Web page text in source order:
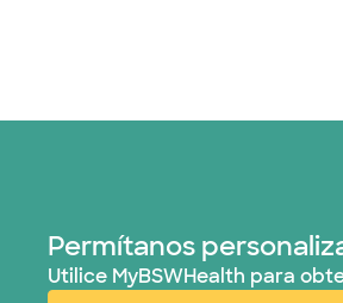
Permítanos
Utilice MyBSWHealth para